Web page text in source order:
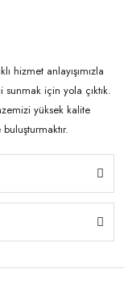
hizmet anlayışımızla
için yola çıktık.
yüksek kalite